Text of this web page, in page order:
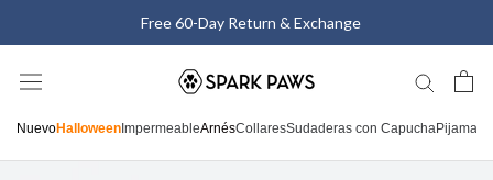
Free 60-Day Return & Exchange
NuevoHalloween ImpermeableArnésCollaresSudaderas con CapuchaPijamas